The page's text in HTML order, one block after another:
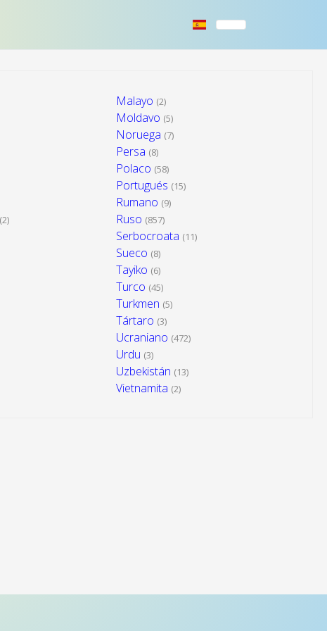
(2)
Malayo (2)
Moldavo (5)
Noruega (7)
Persa (8)
Polaco (58)
Portugués (15)
Rumano (9)
Ruso (857)
Serbocroata (11)
Sueco (8)
Tayiko (6)
Turco (45)
Turkmen (5)
Tártaro (3)
Ucraniano (472)
Urdu (3)
Uzbekistán (13)
Vietnamita (2)